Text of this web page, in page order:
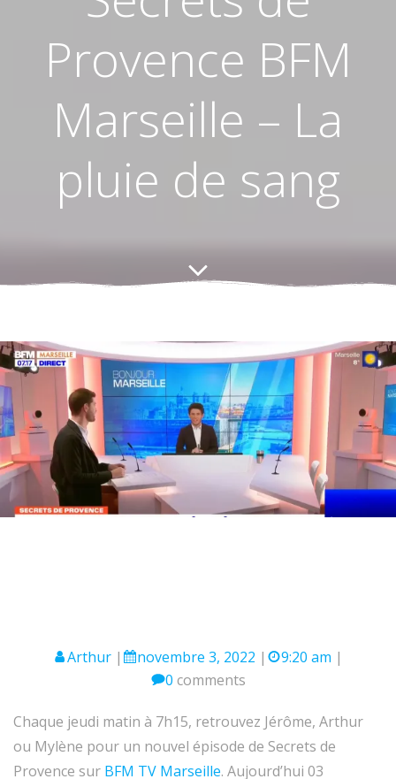
Provence BFM
Marseille – La
pluie de sang
Arthur | novembre 3, 2022 | 9:20 am |
0 comments
Chaque jeudi matin à 7h15, retrouvez Jérôme, Arthur
ou Mylène pour un nouvel épisode de Secrets de
Provence sur BFM TV Marseille. Aujourd’hui 03